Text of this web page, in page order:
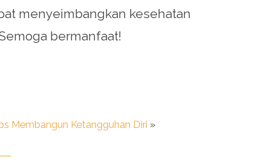
menyeimbangkan kesehatan
bermanfaat!
Membangun Ketangguhan Diri »